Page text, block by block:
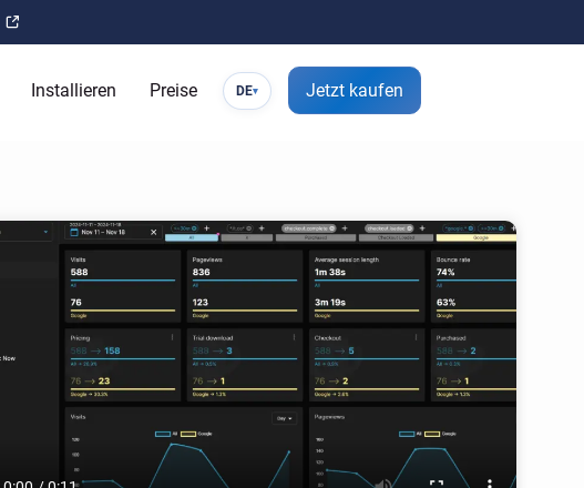
Installieren Preise DE▾ Jetzt kaufen